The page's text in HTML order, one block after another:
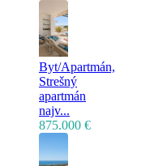
Byt/Apartmán,
Strešný
apartmán
najv...
875.000 €